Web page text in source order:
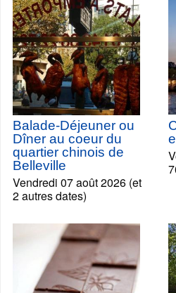
Balade-Déjeuner ou
Dîner au coeur du
quartier chinois de
Belleville
Vendredi 07 août 2026 (et
2 autres dates)